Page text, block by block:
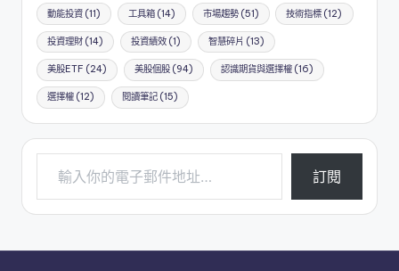
動能投資 (11) 工具箱(14) 市場趨勢(51) 技術指標 (12)
投資理財 (14) 投資績效(1) 智慧碎片 (13)
美股ETF (24) 美股個股(94) 認識期貨與選擇權(16)
選擇權 (12) 閱讀筆記(15)
輸入你的電子郵件地址…
訂閱